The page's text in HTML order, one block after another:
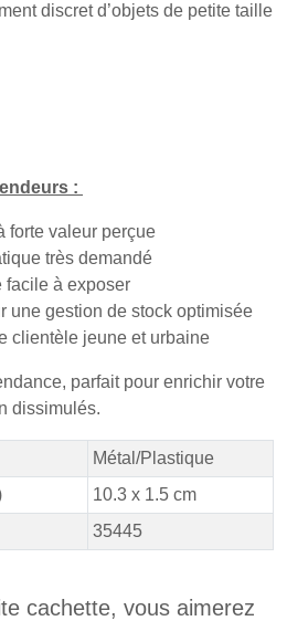
discret d’objets de petite taille
:
forte valeur perçue
très demandé
facile à exposer
une gestion de stock optimisée
clientèle jeune et urbaine
parfait pour enrichir votre
dissimulés.
Métal/Plastique
10.3 x 1.5 cm
35445
cachette, vous aimerez